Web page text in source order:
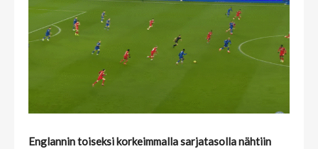
Englannin toiseksi korkeimmalla sarjatasolla nähtiin